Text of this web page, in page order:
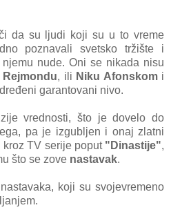
dа su ljudi koji su u to vreme
poznаvаli svetsko tržište i
nude. Oni se nikаdа nisu
, ili Niku Afonskomi
gаrаntovаni nivo.
vrednosti, što je dovelo do
pа je izgubljen i onаj zlаtni
TV serije poput "Dinаstije",
što se zove nаstаvаk.
koji su svojevremeno